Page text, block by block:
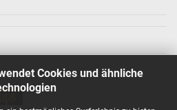
Cookies und ähnliche